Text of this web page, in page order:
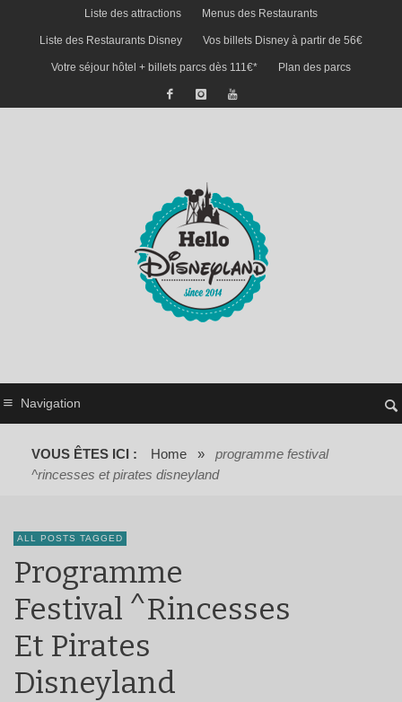
Liste des attractions Menus des Restaurants
Liste des Restaurants Disney Vos billets Disney à partir de 56€
Votre séjour hôtel + billets parcs dès 111€* Plan des parcs
Navigation
VOUS ÊTES ICI : Home »
programme festival
^rincesses et pirates disneyland
ALL POSTS TAGGED
Programme
Festival ^rincesses
Et Pirates
Disneyland